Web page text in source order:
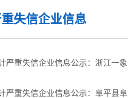
失信企业信息
严重失信企业信息公示：浙江一
严重失信企业信息公示：阜平县